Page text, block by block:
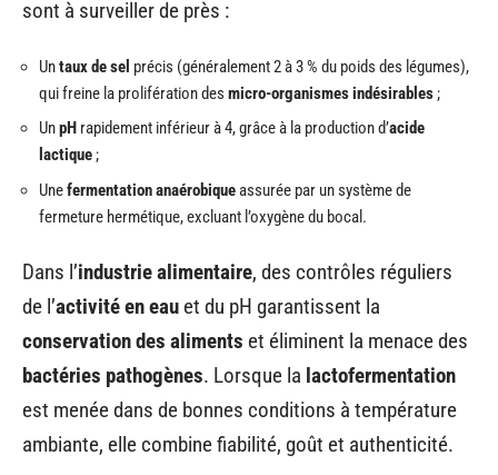
sont à surveiller de près :
Untaux de sel précis (généralement 2 à 3 % du poids des légumes),
qui freine la prolifération des micro-organismes indésirables ;
UnpH rapidement inférieur à 4, grâce à la production d’acide
lactique ;
Unefermentation anaérobiqueassurée par un système de
fermeture hermétique, excluant l’oxygène du bocal.
Dans l’industrie alimentaire, des contrôles réguliers
de l’activité en eau et du pH garantissent la
conservation des aliments et éliminent la menace des
bactéries pathogènes. Lorsque la lactofermentation
est menée dans de bonnes conditions à température
ambiante, elle combine fiabilité, goût et authenticité.